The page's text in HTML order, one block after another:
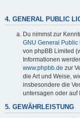
4. GENERAL PUBLIC
Du nimmst zur
GNU General Public
von phpBB Limited (
Informationen
www.phpbb.de zur
die Art und Weise,
insbesondere die
untersagen oder auf
5. GEWÄHRLEISTUNG